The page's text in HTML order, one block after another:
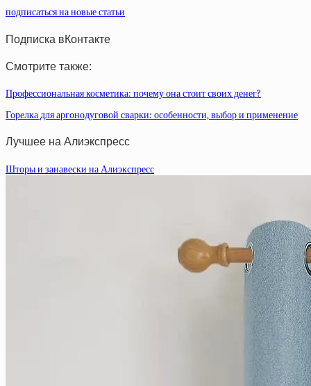
подписаться на новые статьи
Подписка вКонтакте
Смотрите также:
Профессиональная косметика: почему она стоит своих денег?
Горелка для аргонодуговой сварки: особенности, выбор и применение
Лучшее на Алиэкспресс
Шторы и занавески на Алиэкспресс